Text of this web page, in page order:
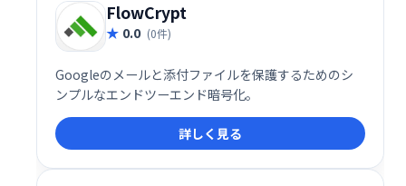
FlowCrypt
0.0 (0件)
Googleのメールと添付ファイルを保護するためのシ
ンプルなエンドツーエンド暗号化。
詳しく見る